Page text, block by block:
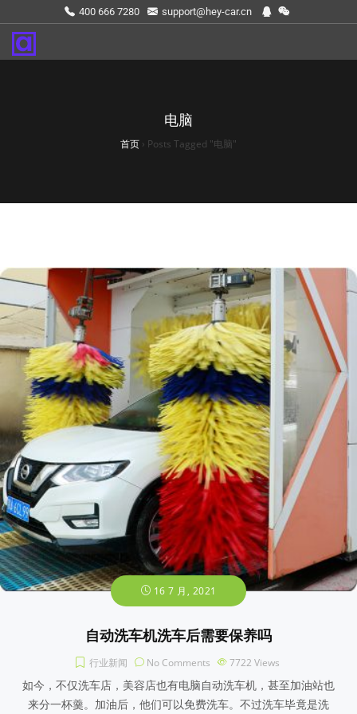
400 666 7280 support@hey-car.cn
电脑
首页 › Posts Tagged "电脑"
16 7 月, 2021
自动洗车机洗车后需要保养吗
行业新闻 No Comments 7722 Views
如今，不仅洗车店，美容店也有电脑自动洗车机，甚至加油站也
来分一杯羹。加油后，他们可以免费洗车。不过洗车毕竟是洗